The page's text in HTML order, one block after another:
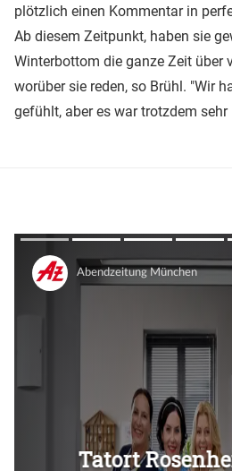
plötzlich einen Kommentar in
Ab diesem Zeitpunkt, haben sie
Winterbottom die ganze Zeit über
worüber sie reden, so Brühl. "Wir
gefühlt, aber es war trotzdem sehr